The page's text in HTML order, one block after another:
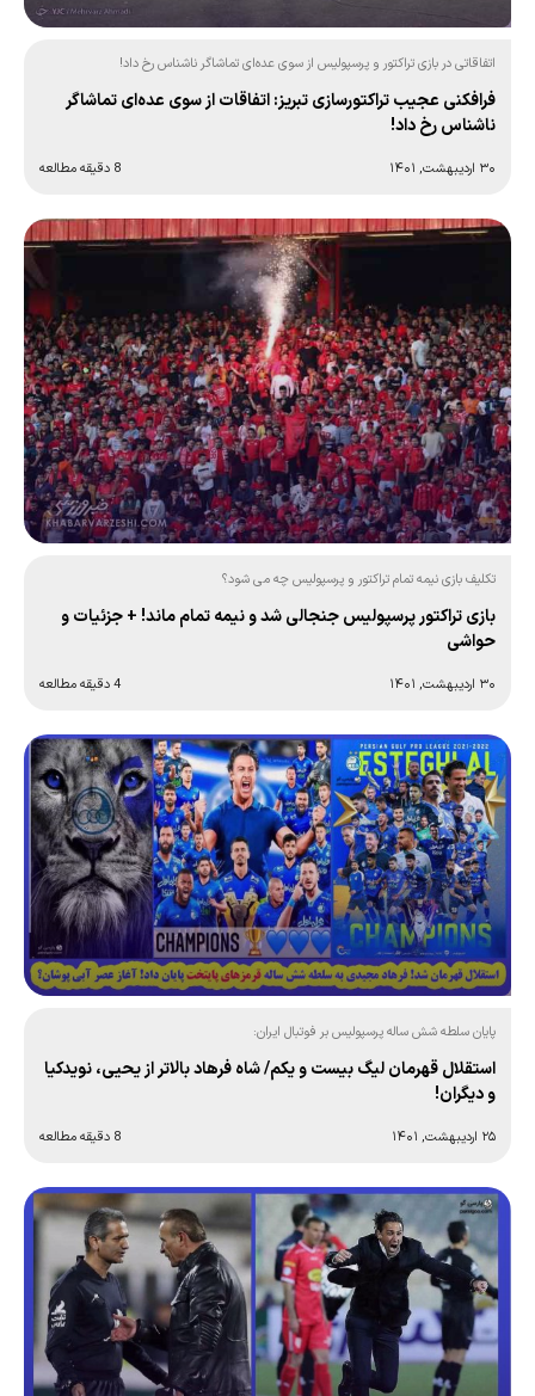
اتفاقاتی در بازی تراکتور و پرسپولیس از سوی عده‌ای تماشاگر ناشناس رخ داد!
فرافکنی عجیب تراکتورسازی تبریز: اتفاقات از سوی عده‌ای تماشاگر
ناشناس رخ داد!
۳۰ اردیبهشت, ۱۴۰۱ 8 دقیقه مطالعه
تکلیف بازی نیمه تمام تراکتور و پرسپولیس چه می شود؟
بازی تراکتور پرسپولیس جنجالی شد و نیمه تمام ماند! + جزئیات و
حواشی
۳۰ اردیبهشت, ۱۴۰۱ 4 دقیقه مطالعه
پایان سلطه شش ساله پرسپولیس بر فوتبال ایران:
استقلال قهرمان لیگ بیست و یکم/ شاه فرهاد بالاتر از یحیی، نویدکیا
و دیگران!
۲۵ اردیبهشت, ۱۴۰۱ 8 دقیقه مطالعه